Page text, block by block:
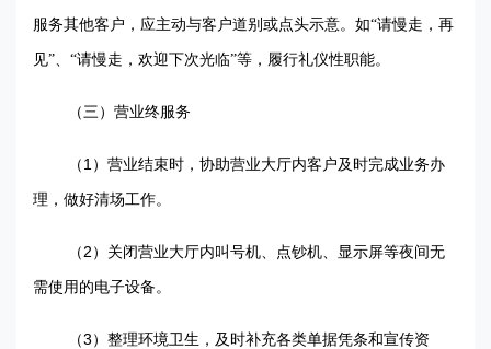
服务其他客户，应主动与客户道别或点头示意。如“请慢走，再
见”、“请慢走，欢迎下次光临”等，履行礼仪性职能。
（三）营业终服务
（ 1 ）营业结束时，协助营业大厅内客户及时完成业务办
理，做好清场工作。
（ 2 ）关闭营业大厅内叫号机、点钞机、显示屏等夜间无
需使用的电子设备。
（3 ）整理环境卫生，及时补充各类单据凭条和宣传资